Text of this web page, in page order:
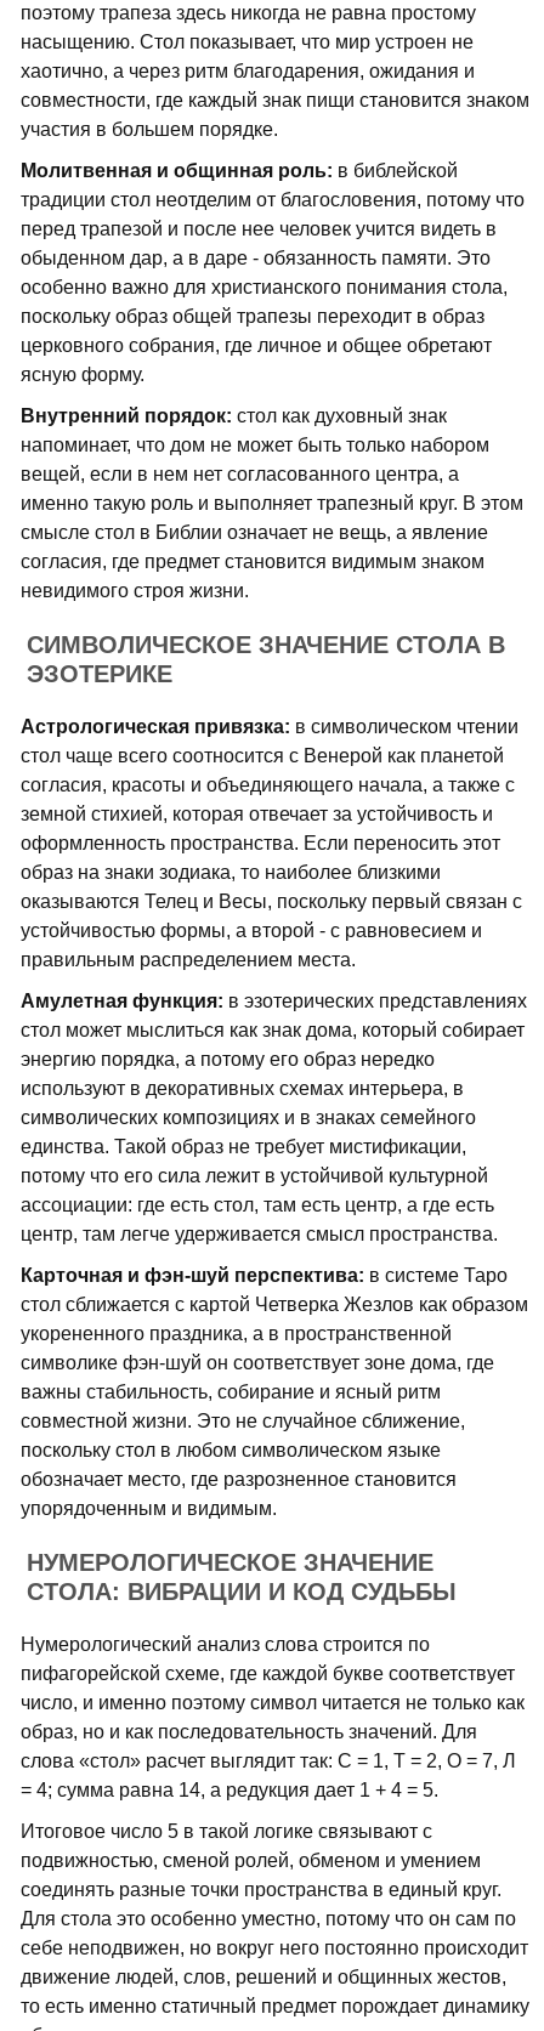
поэтому трапеза здесь никогда не равна простому
насыщению. Стол показывает, что мир устроен не
хаотично, а через ритм благодарения, ожидания и
совместности, где каждый знак пищи становится знаком
участия в большем порядке.
Молитвенная и общинная роль: в библейской
традиции стол неотделим от благословения, потому что
перед трапезой и после нее человек учится видеть в
обыденном дар, а в даре - обязанность памяти. Это
особенно важно для христианского понимания стола,
поскольку образ общей трапезы переходит в образ
церковного собрания, где личное и общее обретают
ясную форму.
Внутренний порядок: стол как духовный знак
напоминает, что дом не может быть только набором
вещей, если в нем нет согласованного центра, а
именно такую роль и выполняет трапезный круг. В этом
смысле стол в Библии означает не вещь, а явление
согласия, где предмет становится видимым знаком
невидимого строя жизни.
СИМВОЛИЧЕСКОЕ ЗНАЧЕНИЕ СТОЛА В
ЭЗОТЕРИКЕ
Астрологическая привязка: в символическом чтении
стол чаще всего соотносится с Венерой как планетой
согласия, красоты и объединяющего начала, а также с
земной стихией, которая отвечает за устойчивость и
оформленность пространства. Если переносить этот
образ на знаки зодиака, то наиболее близкими
оказываются Телец и Весы, поскольку первый связан с
устойчивостью формы, а второй - с равновесием и
правильным распределением места.
Амулетная функция: в эзотерических представлениях
стол может мыслиться как знак дома, который собирает
энергию порядка, а потому его образ нередко
используют в декоративных схемах интерьера, в
символических композициях и в знаках семейного
единства. Такой образ не требует мистификации,
потому что его сила лежит в устойчивой культурной
ассоциации: где есть стол, там есть центр, а где есть
центр, там легче удерживается смысл пространства.
Карточная и фэн-шуй перспектива: в системе Таро
стол сближается с картой Четверка Жезлов как образом
укорененного праздника, а в пространственной
символике фэн-шуй он соответствует зоне дома, где
важны стабильность, собирание и ясный ритм
совместной жизни. Это не случайное сближение,
поскольку стол в любом символическом языке
обозначает место, где разрозненное становится
упорядоченным и видимым.
НУМЕРОЛОГИЧЕСКОЕ ЗНАЧЕНИЕ
СТОЛА: ВИБРАЦИИ И КОД СУДЬБЫ
Нумерологический анализ слова строится по
пифагорейской схеме, где каждой букве соответствует
число, и именно поэтому символ читается не только как
образ, но и как последовательность значений. Для
слова «стол» расчет выглядит так: С = 1, Т = 2, О = 7, Л
= 4; сумма равна 14, а редукция дает 1 + 4 = 5.
Итоговое число 5 в такой логике связывают с
подвижностью, сменой ролей, обменом и умением
соединять разные точки пространства в единый круг.
Для стола это особенно уместно, потому что он сам по
себе неподвижен, но вокруг него постоянно происходит
движение людей, слов, решений и общинных жестов,
то есть именно статичный предмет порождает динамику